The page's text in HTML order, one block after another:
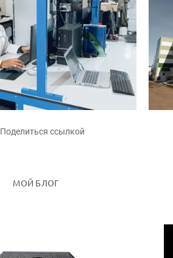
Поделиться ссылкой
МОЙ БЛОГ